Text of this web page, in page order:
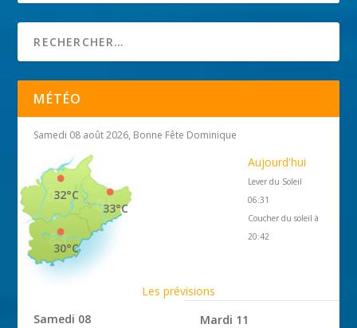
MÉTÉO
Samedi 08 août 2026, Bonne Fête Dominique
33°C
32°C
30°C
Aujourd'hui
Lever du Soleil
06:31
Coucher du soleil à
20:42
Les prévisions
Samedi 08
Mardi 11